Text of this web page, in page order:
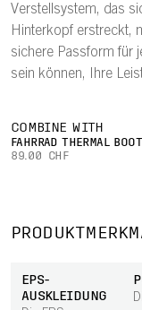
Verstellsystem, das
Hinterkopf erstreckt,
sichere Passform für
sein können, Ihre
COMBINE WITH
FAHRRAD THERMAL
89.00 CHF
EPS-
AUSKLEIDUNG